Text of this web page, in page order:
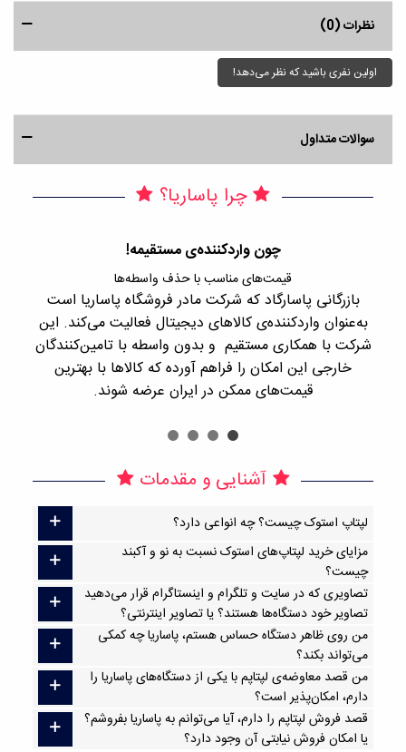
نظرات (0)
اولین نفری باشید که نظر می‌دهد!
سوالات متداول
چرا پاساریا؟
چون واردکننده‌ی مستقیمه!
قیمت‌های مناسب با حذف واسطه‌ها
بازرگانی پاسارگاد که شرکت مادر فروشگاه پاساریا است
به‌عنوان واردکننده‌ی کالاهای دیجیتال فعالیت می‌کند. این
شرکت با همکاری مستقیم و بدون واسطه با تامین‌کنندگان
خارجی این امکان را فراهم آورده که کالاها با بهترین
قیمت‌های ممکن در ایران عرضه شوند.
آشنایی و مقدمات
لپتاپ استوک چیست؟ چه انواعی دارد؟
مزایای خرید لپتاپ‌های استوک نسبت به نو و آکبند
چیست؟
تصاویری که در سایت و تلگرام و اینستاگرام قرار می‌دهید
تصاویر خود دستگاه‌ها هستند؟ یا تصاویر اینترنتی؟
من روی ظاهر دستگاه حساس هستم، پاساریا چه کمکی
می‌تواند بکند؟
من قصد معاوضه‌ی لپتاپم با یکی از دستگاه‌های پاساریا را
دارم، امکان‌پذیر است؟
قصد فروش لپتاپم را دارم، آیا می‌توانم به پاساریا بفروشم؟
یا امکان فروش نیابتی آن وجود دارد؟